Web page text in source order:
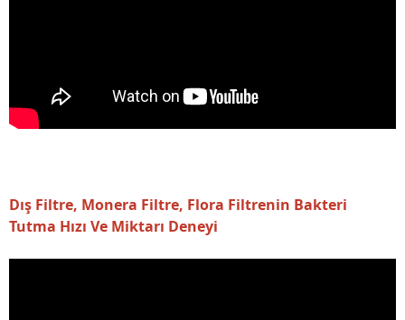
Dış Filtre, Monera Filtre, Flora Filtrenin Bakteri
Tutma Hızı Ve Miktarı Deneyi